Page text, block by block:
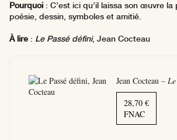
Pourquoi : C’est ici qu’il laissa son œuvre
poésie, dessin, symboles et amitié.
À lire : Le Passé défini, Jean Cocteau
Jean Cocteau –
28,70 €
FNAC